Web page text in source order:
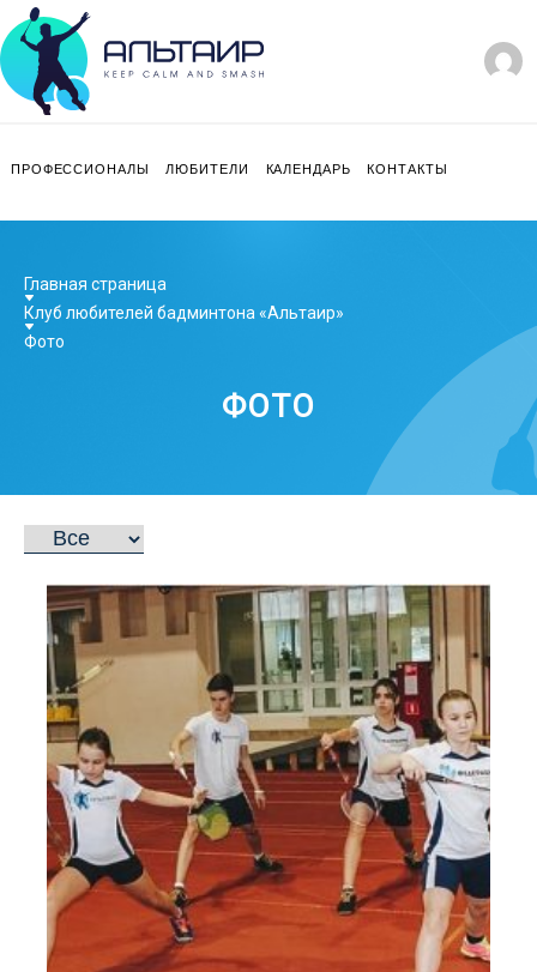
ПРОФЕССИОНАЛЫ ЛЮБИТЕЛИ КАЛЕНДАРЬ КОНТАКТЫ
Главная страница
Клуб любителей бадминтона «Альтаир»
Фото
ФОТО